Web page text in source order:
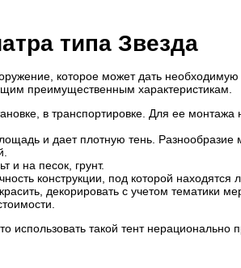
типа Звезда
которое может дать
преимущественным характеристикам.
в транспортировке. Для ее
и дает плотную тень. Разнообразие
и на песок, грунт.
конструкции, под которой находятся
декорировать с учетом тематики
использовать такой тент нерационально